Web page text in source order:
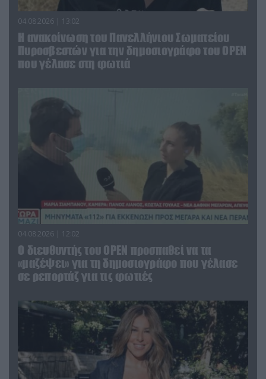
04.08.2026 | 13:02
Η ανακοίνωση του Πανελλήνιου Σωματείου
Πυροσβεστών για την δημοσιογράφο του OPEN
που γέλασε στη φωτιά
04.08.2026 | 12:02
O διευθυντής του OPEN προσπαθεί να τα
«μαζέψει» για τη δημοσιογράφο που γέλασε
σε ρεπορτάζ για τις φωτιές